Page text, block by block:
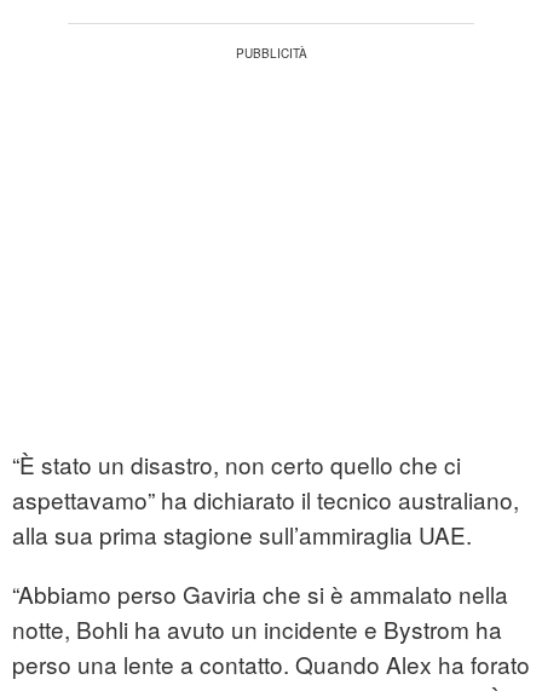
“È stato un disastro, non certo quello che ci
aspettavamo” ha dichiarato il tecnico australiano,
alla sua prima stagione sull’ammiraglia UAE.
“Abbiamo perso Gaviria che si è ammalato nella
notte, Bohli ha avuto un incidente e Bystrom ha
perso una lente a contatto. Quando Alex ha forato